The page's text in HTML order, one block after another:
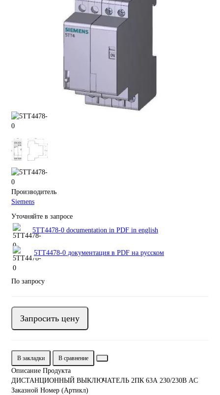
Производитель
Siemens
Уточняйте в запросе
5TT4478-0 documentation in PDF in english
5TT4478-0 документация в PDF на русском
По запросу
Запросить цену
В закладки В сравнение
Описание Продукта
ДИСТАНЦИОННЫЙ ВЫКЛЮЧАТЕЛЬ 2ПК 63А 230/230В AC
Заказной Номер (Артикл)